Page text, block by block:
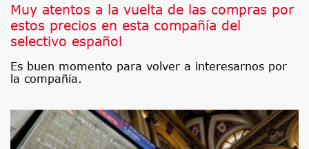
Muy atentos a la vuelta de las compras por
estos precios en esta compañía del
selectivo español
Es buen momento para volver a interesarnos por
la compañía.